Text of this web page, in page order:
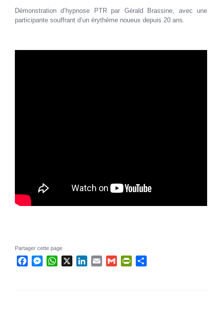
Démonstration d’hypnose PTR par Gérald Brassine, avec une
participante souffrant d’un érythème noueux depuis 20 ans.
Partager cette page
FacebookMessenger
WhatsAppLinkedIn
Email Gmail PrintFriendly